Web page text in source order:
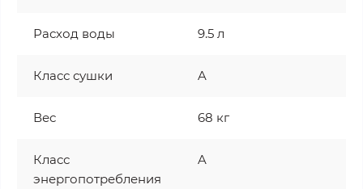
Расход воды 9.5 л
Класс сушки A
Вес 68 кг
Класс
энергопотребления
A